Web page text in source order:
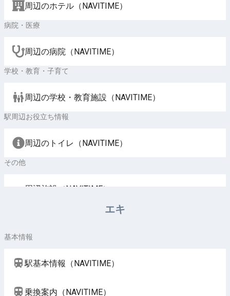
周辺のホテル（NAVITIME）
病院・医療
周辺の病院（NAVITIME）
学校・教育・子育て
周辺の学校・教育施設（NAVITIME）
駅周辺お役立ち情報
周辺のトイレ（NAVITIME）
その他
周辺施設（NAVITIME）
エキ
基本情報
駅基本情報（NAVITIME）
乗換案内（NAVITIME）